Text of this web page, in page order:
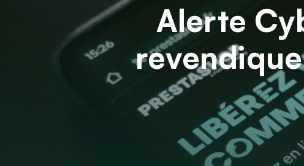
Alerte